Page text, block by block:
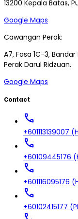
13200 Kepala Batas,
Google Maps
Cawangan Perak:
A7, Fasa 1C-3,
Perak Darul Ridzuan.
Google Maps
Contact
call
+601113139007
call
+60109445176
call
+601116095176
call
+60102415177